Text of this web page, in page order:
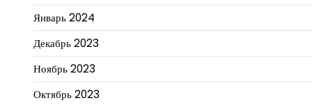
Январь 2024
Декабрь 2023
Ноябрь 2023
Октябрь 2023